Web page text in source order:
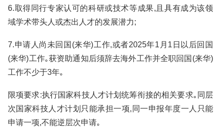
6.取得同行专家认可的科研或技术等成果,且具有成为该领
域学术带头人或杰出人才的发展潜力;
7.申请人尚未回国(来华)工作,或者2025年1月1日以后回国
(来华)工作｡获资助通知后须辞去海外工作并全职回国(来华)
工作不少于3年｡
限项要求:执行国家科技人才计划统筹衔接的相关要求｡同层
次国家科技人才计划只能承担一项,同一申报年度一人只能
申请一项,不能逆层次申请｡